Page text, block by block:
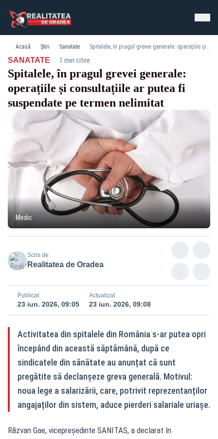
Acasă Știri Sanatate Spitalele, în pragul grevei generale: operațiile și consultațiile ar putea fi suspendate pe termen nelimitat
SANATATE· 1 min citire
Spitalele, în pragul grevei generale:
operațiile și consultațiile ar putea fi
suspendate pe termen nelimitat
Medic
Scris de
Realitatea de Oradea
Publicat
23 iun. 2026, 09:05
Actualizat
23 iun. 2026, 09:08
Activitatea din spitalele din România s-ar putea opri
începând din această săptămână, după ce
sindicatele din sănătate au anunțat că sunt
pregătite să declanșeze greva generală. Motivul:
noua lege a salarizării, care, potrivit reprezentanților
angajaților din sistem, aduce pierderi salariale uriașe.
Răzvan Gae, vicepreședinte SANITAS, a declarat în